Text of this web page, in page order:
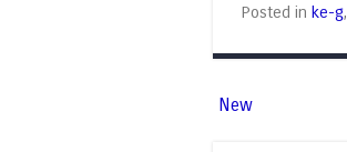
Posted in ke-g,
New